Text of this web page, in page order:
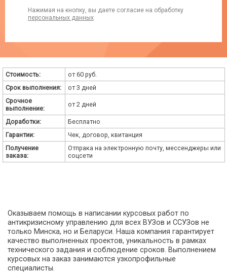
Нажимая на кнопку, вы даете согласие на обработку
персональных данных
Стоимость:
от 60 руб.
Срок выполнения:
от 3 дней
Срочное
выполнение:
от 2 дней
Доработки:
Бесплатно
Гарантии:
Чек, договор, квитанция
Получение
заказа:
Отпрака на электронную почту, мессенджеры или
соцсети
Оказываем помощь в написании курсовых работ по
антикризисному управлению для всех ВУЗов и ССУЗов не
только Минска, но и Беларуси. Наша компания гарантирует
качество выполненных проектов, уникальность в рамках
технического задания и соблюдение сроков. Выполнением
курсовых на заказ занимаются узкопрофильные
специалисты.